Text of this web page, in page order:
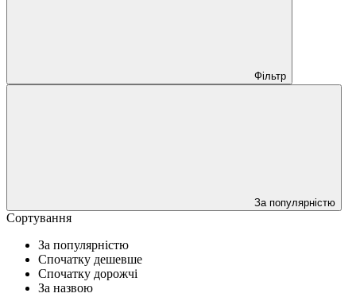
Фільтр
За популярністю
Сортування
За популярністю
Спочатку дешевше
Спочатку дорожчі
За назвою